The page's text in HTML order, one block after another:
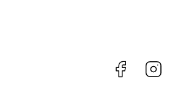
Facebook